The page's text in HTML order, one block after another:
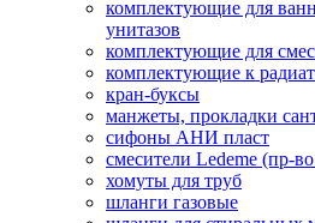
комплектующие для
унитазов
комплектующие для
комплектующие к
кран-буксы
манжеты, прокладки
сифоны АНИ пласт
смесители Ledeme (пр-
хомуты для труб
шланги газовые